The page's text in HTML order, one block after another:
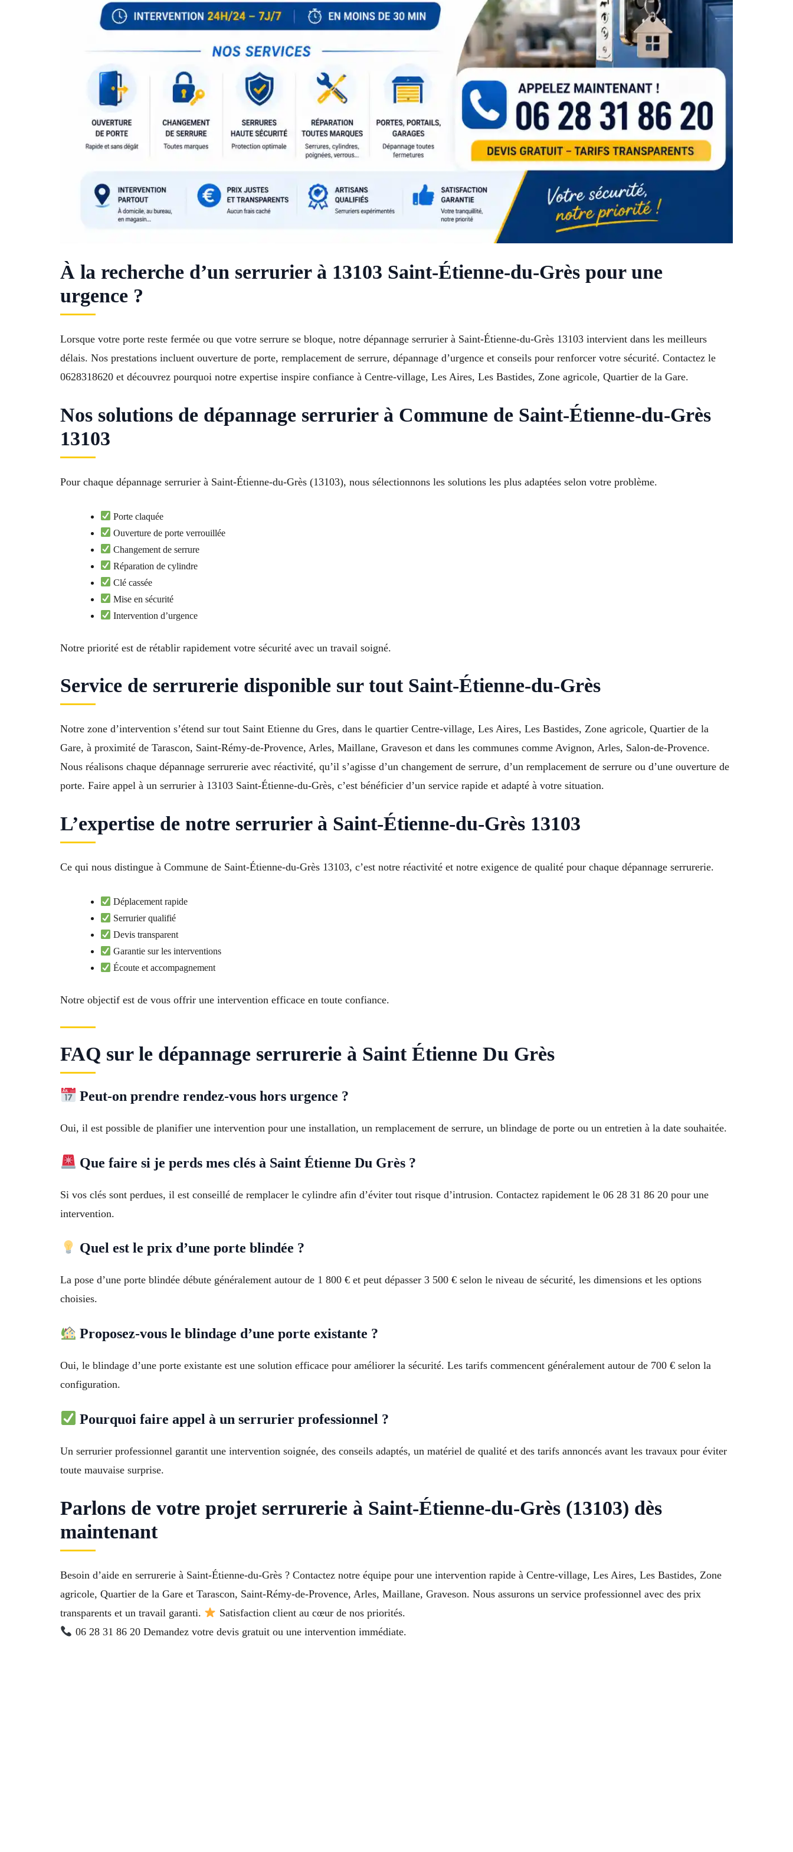
À la recherche d’un serrurier à 13103 Saint-Étienne-du-Grès pour une
urgence ?
Lorsque votre porte reste fermée ou que votre serrure se bloque, notre dépannage serrurier à Saint-Étienne-du-Grès 13103 intervient dans les meilleurs
délais. Nos prestations incluent ouverture de porte, remplacement de serrure, dépannage d’urgence et conseils pour renforcer votre sécurité. Contactez le
0628318620 et découvrez pourquoi notre expertise inspire confiance à Centre-village, Les Aires, Les Bastides, Zone agricole, Quartier de la Gare.
Nos solutions de dépannage serrurier à Commune de Saint-Étienne-du-Grès
13103
Pour chaque dépannage serrurier à Saint-Étienne-du-Grès (13103), nous sélectionnons les solutions les plus adaptées selon votre problème.
Porte claquée
Ouverture de porte verrouillée
Changement de serrure
Réparation de cylindre
Clé cassée
Mise en sécurité
Intervention d’urgence
Notre priorité est de rétablir rapidement votre sécurité avec un travail soigné.
Service de serrurerie disponible sur tout Saint-Étienne-du-Grès
Notre zone d’intervention s’étend sur tout Saint Etienne du Gres, dans le quartier Centre-village, Les Aires, Les Bastides, Zone agricole, Quartier de la
Gare, à proximité de Tarascon, Saint-Rémy-de-Provence, Arles, Maillane, Graveson et dans les communes comme Avignon, Arles, Salon-de-Provence.
Nous réalisons chaque dépannage serrurerie avec réactivité, qu’il s’agisse d’un changement de serrure, d’un remplacement de serrure ou d’une ouverture de
porte. Faire appel à un serrurier à 13103 Saint-Étienne-du-Grès, c’est bénéficier d’un service rapide et adapté à votre situation.
L’expertise de notre serrurier à Saint-Étienne-du-Grès 13103
Ce qui nous distingue à Commune de Saint-Étienne-du-Grès 13103, c’est notre réactivité et notre exigence de qualité pour chaque dépannage serrurerie.
Déplacement rapide
Serrurier qualifié
Devis transparent
Garantie sur les interventions
Écoute et accompagnement
Notre objectif est de vous offrir une intervention efficace en toute confiance.
FAQ sur le dépannage serrurerie à Saint Étienne Du Grès
Peut-on prendre rendez-vous hors urgence ?
Oui, il est possible de planifier une intervention pour une installation, un remplacement de serrure, un blindage de porte ou un entretien à la date souhaitée.
Que faire si je perds mes clés à Saint Étienne Du Grès ?
Si vos clés sont perdues, il est conseillé de remplacer le cylindre afin d’éviter tout risque d’intrusion. Contactez rapidement le 06 28 31 86 20 pour une
intervention.
Quel est le prix d’une porte blindée ?
La pose d’une porte blindée débute généralement autour de 1 800 € et peut dépasser 3 500 € selon le niveau de sécurité, les dimensions et les options
choisies.
Proposez-vous le blindage d’une porte existante ?
Oui, le blindage d’une porte existante est une solution efficace pour améliorer la sécurité. Les tarifs commencent généralement autour de 700 € selon la
configuration.
Pourquoi faire appel à un serrurier professionnel ?
Un serrurier professionnel garantit une intervention soignée, des conseils adaptés, un matériel de qualité et des tarifs annoncés avant les travaux pour éviter
toute mauvaise surprise.
Parlons de votre projet serrurerie à Saint-Étienne-du-Grès (13103) dès
maintenant
Besoin d’aide en serrurerie à Saint-Étienne-du-Grès ? Contactez notre équipe pour une intervention rapide à Centre-village, Les Aires, Les Bastides, Zone
agricole, Quartier de la Gare et Tarascon, Saint-Rémy-de-Provence, Arles, Maillane, Graveson. Nous assurons un service professionnel avec des prix
transparents et un travail garanti.
Satisfaction client au cœur de nos priorités.
06 28 31 86 20 Demandez votre devis gratuit ou une intervention immédiate.